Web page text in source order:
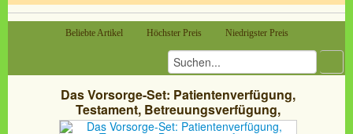
Beliebte Artikel Höchster Preis Niedrigster Preis
Das Vorsorge-Set: Patientenverfügung,
Testament, Betreuungsverfügung,
Vorsorgevollmacht